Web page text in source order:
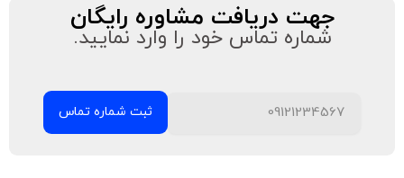
جهت دریافت مشاوره رایگان
شماره تماس خود را وارد نمایید.